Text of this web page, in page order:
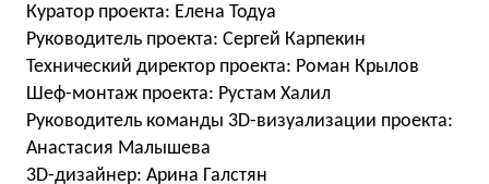
Куратор проекта: Елена Тодуа
Руководитель проекта: Сергей Карпекин
Технический директор проекта: Роман Крылов
Шеф-монтаж проекта: Рустам Халил
Руководитель команды 3D-визуализации проекта:
Анастасия Малышева
3D-дизайнер: Арина Галстян